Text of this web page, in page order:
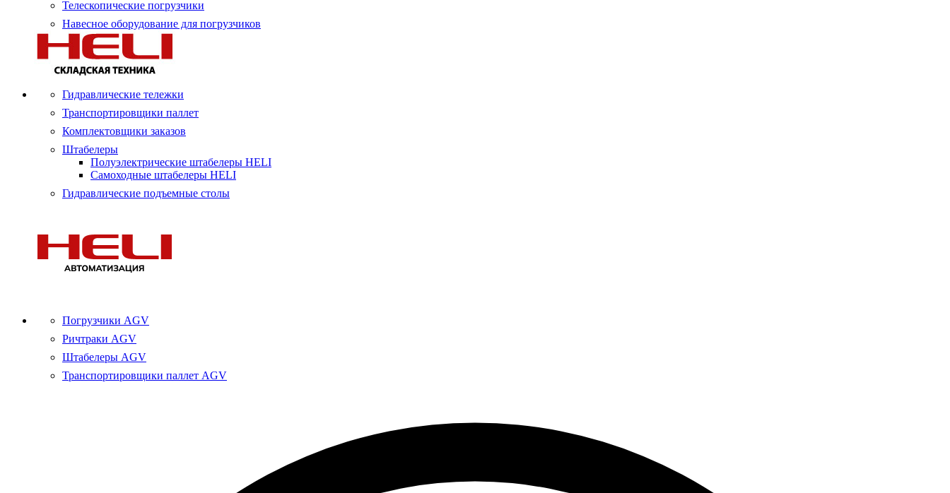
Телескопические погрузчики
Навесное оборудование для погрузчиков
Гидравлические тележки
Транспортировщики паллет
Комплектовщики заказов
Штабелеры
Полуэлектрические штабелеры HELI
Самоходные штабелеры HELI
Гидравлические подъемные столы
Погрузчики AGV
Ричтраки AGV
Штабелеры AGV
Транспортировщики паллет AGV